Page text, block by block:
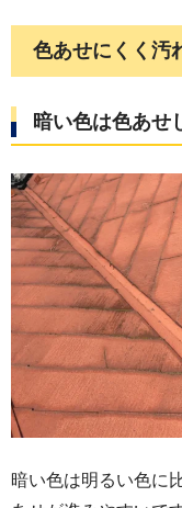
色あせにくく汚
暗い色は色あせ
暗い色は明るい色に